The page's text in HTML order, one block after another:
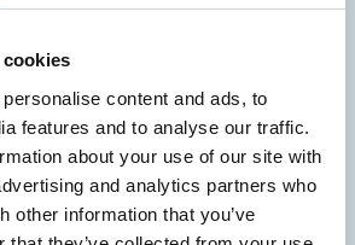
content and ads, to
features and to analyse our traffic.
about your use of our site with
and analytics partners who
other information that you’ve
av. Vi jobber kontinuerlig med å
kobber og aluminium i
moderne komprimatorer for å
papp- og plastavfall.